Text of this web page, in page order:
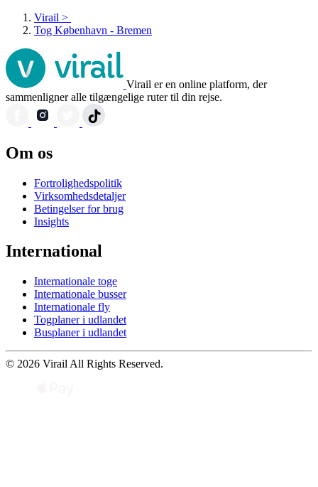
Virail >
Tog København - Bremen
Virail er en online platform, der
sammenligner alle tilgængelige ruter til din rejse.
Om os
Fortrolighedspolitik
Virksomhedsdetaljer
Betingelser for brug
Insights
International
Internationale toge
Internationale busser
Internationale fly
Togplaner i udlandet
Busplaner i udlandet
© 2026 Virail All Rights Reserved.